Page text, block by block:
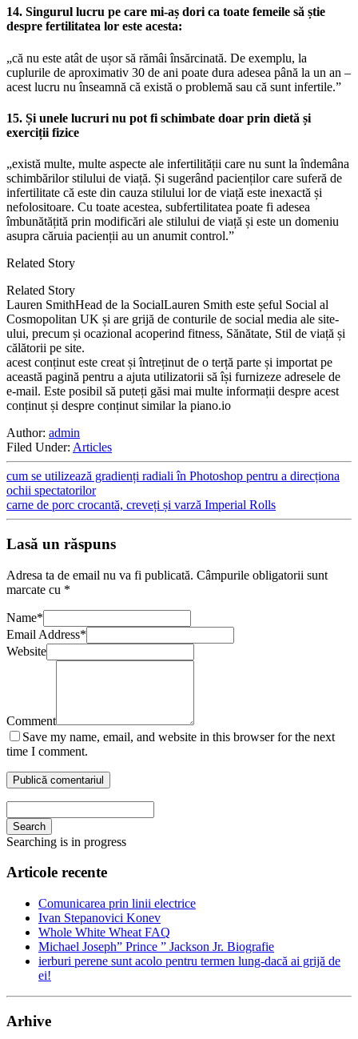
14. Singurul lucru pe care mi-aș dori ca toate femeile să știe
despre fertilitatea lor este acesta:
„că nu este atât de ușor să rămâi însărcinată. De exemplu, la
cuplurile de aproximativ 30 de ani poate dura adesea până la un an –
acest lucru nu înseamnă că există o problemă sau că sunt infertile.”
15. Și unele lucruri nu pot fi schimbate doar prin dietă și
exerciții fizice
„există multe, multe aspecte ale infertilității care nu sunt la îndemâna
schimbărilor stilului de viață. Și sugerând pacienților care suferă de
infertilitate că este din cauza stilului lor de viață este inexactă și
nefolositoare. Cu toate acestea, subfertilitatea poate fi adesea
îmbunătățită prin modificări ale stilului de viață și este un domeniu
asupra căruia pacienții au un anumit control.”
Related Story
Related Story
Lauren SmithHead de la SocialLauren Smith este șeful Social al
Cosmopolitan UK și are grijă de conturile de social media ale site-
ului, precum și ocazional acoperind fitness, Sănătate, Stil de viață și
călătorii pe site.
acest conținut este creat și întreținut de o terță parte și importat pe
această pagină pentru a ajuta utilizatorii să își furnizeze adresele de
e-mail. Este posibil să puteți găsi mai multe informații despre acest
conținut și despre conținut similar la piano.io
Author: admin
Filed Under: Articles
cum se utilizează gradienți radiali în Photoshop pentru a direcționa
ochii spectatorilor
carne de porc crocantă, creveți și varză Imperial Rolls
Lasă un răspuns
Adresa ta de email nu va fi publicată. Câmpurile obligatorii sunt
marcate cu *
Name*
Email Address*
Website
Comment
Save my name, email, and website in this browser for the next
time I comment.
Search
Searching is in progress
Articole recente
Comunicarea prin linii electrice
Ivan Stepanovici Konev
Whole White Wheat FAQ
Michael Joseph” Prince ” Jackson Jr. Biografie
ierburi perene sunt acolo pentru termen lung-dacă ai grijă de
ei!
Arhive